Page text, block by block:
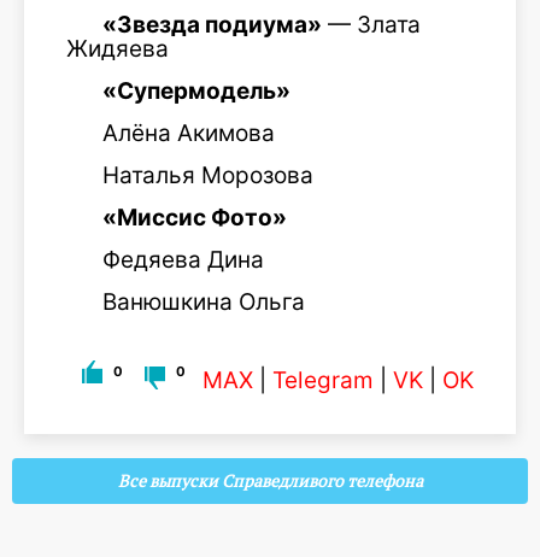
«Звезда подиума» — Злата
Жидяева
«Супермодель»
Алёна Акимова
Наталья Морозова
«Миссис Фото»
Федяева Дина
Ванюшкина Ольга
0 0 MAX Telegram VK OK
Все выпуски Справедливого телефона